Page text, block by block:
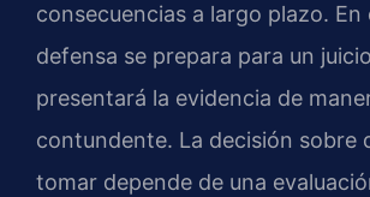
consecuencias a largo plazo. En
defensa se prepara para un
presentará la evidencia de
contundente. La decisión sobre
tomar depende de una